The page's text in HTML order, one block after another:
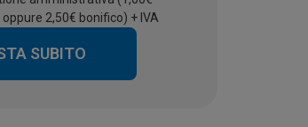
2,50€ bonifico) + IVA
SUBITO